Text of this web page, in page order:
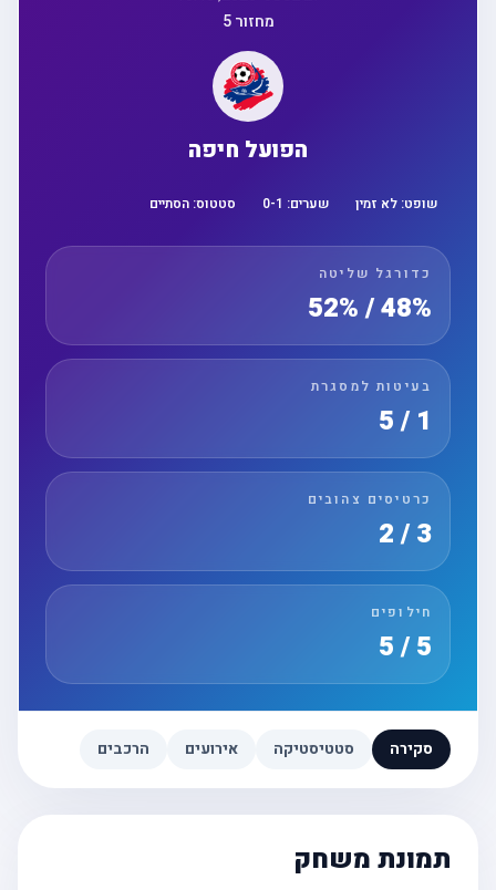
מחזור 5
הפועל חיפה
שופט:לא זמין שערים: 0 -1 סטטוס:הסתיים
כדורגל שליטה
48% / 52%
בעיטות למסגרת
כרטיסים צהובים
3 / 2
חילופים
סקירה סטטיסטיקה אירועים הרכבים
תמונת משחק